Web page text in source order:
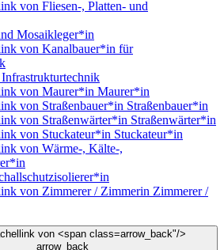
Mosaikleger*in
Maurer*in
Straßenbauer*in
Straßenwärter*in
Stuckateur*in
Zimmerer /
arrow_back"/>
arrow_back